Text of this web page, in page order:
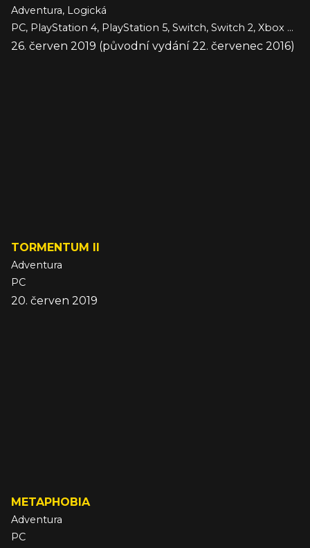
Adventura, Logická
PC, PlayStation 4, PlayStation 5, Switch, Switch 2, Xbox One, Xbox Series, iOS
26. červen 2019 (původní vydání 22. červenec 2016)
TORMENTUM II
Adventura
PC
20. červen 2019
METAPHOBIA
Adventura
PC